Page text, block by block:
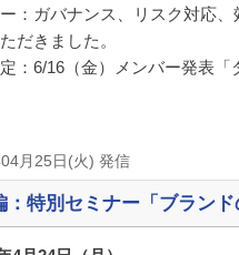
：ガバナンス、リスク対応
だきました。
：6/16（金）メンバー発表「
月25日(火) 発信
：特別セミナー「ブランド